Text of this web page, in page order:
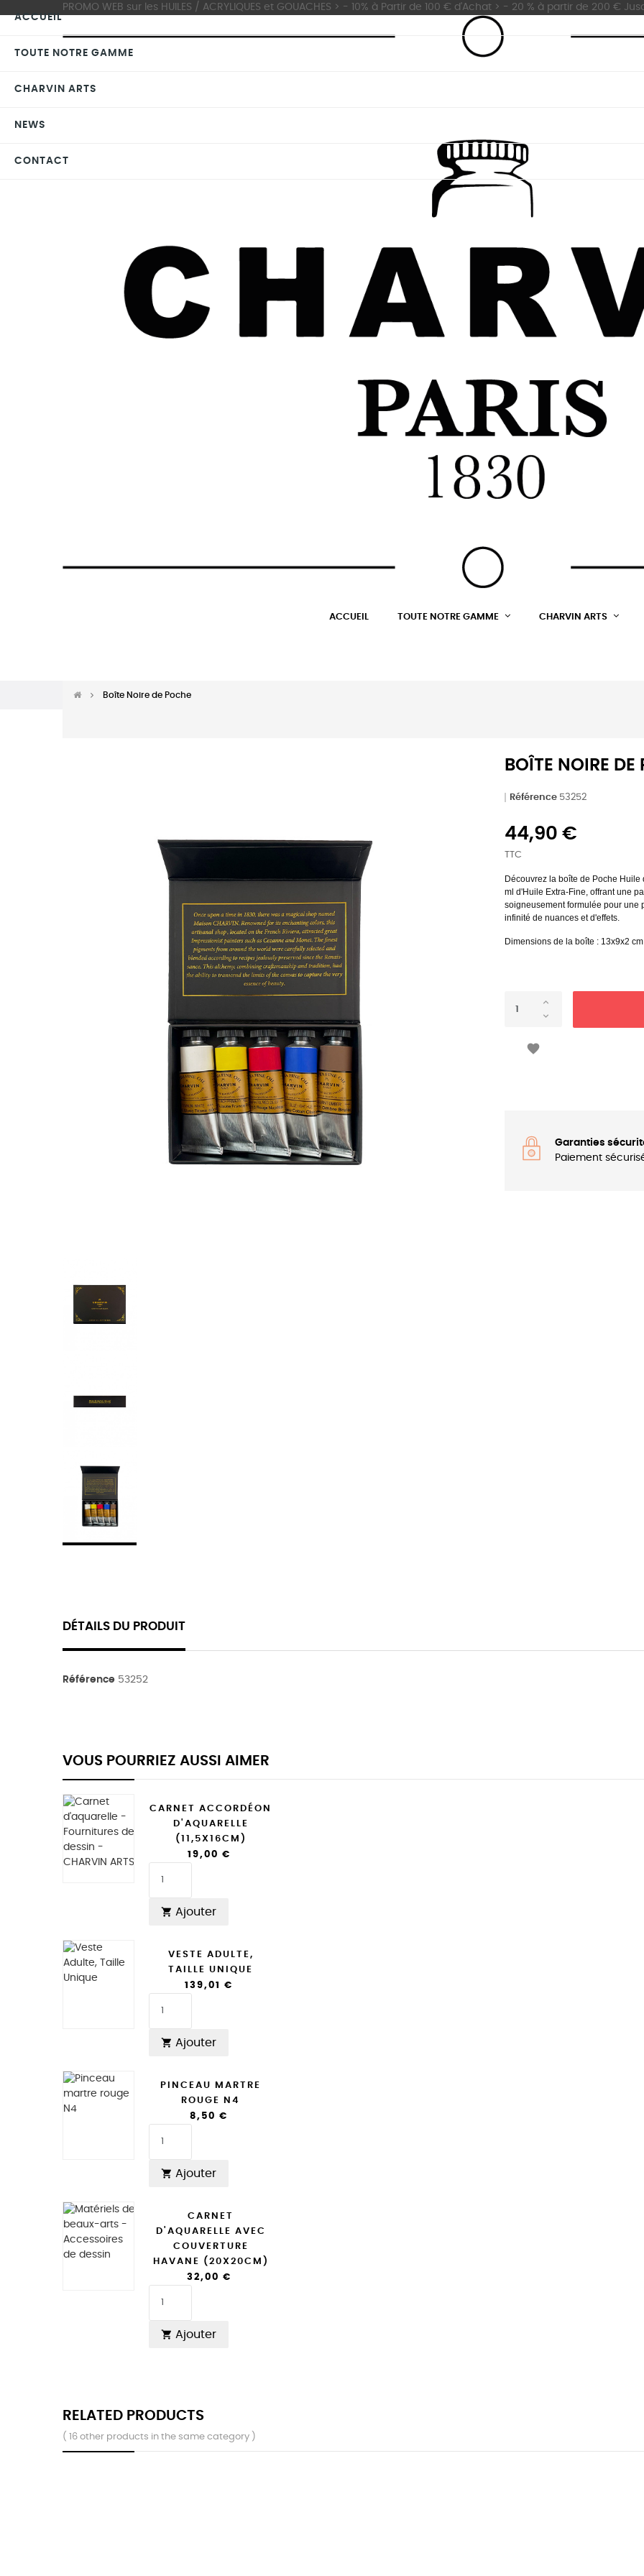
PROMO WEB sur les HUILES / ACRYLIQUES et GOUACHES > - 10% à Partir de 100 € d'Achat > - 20 % à partir de 200 €
ACCUEIL TOUTE NOTRE GAMME CHARVIN ARTS
Boîte Noire de Poche
BOÎTE NOIRE DE
Référence 53252
44,90 €
TTC
Découvrez la boîte de Poche
ml d'Huile Extra-Fine, offrant une
soigneusement formulée pour une
infinité de nuances et d'effets.
Dimensions de la boîte : 13x9x2

Garanties
Paiement sécurisé
DÉTAILS DU PRODUIT
Référence 53252
VOUS POURRIEZ AUSSI AIMER
CARNET ACCORDÉON
D'AQUARELLE
(11,5X16CM)
19,00 €
 Ajouter
VESTE ADULTE,
TAILLE UNIQUE
139,01 €
 Ajouter
PINCEAU MARTRE
ROUGE N4
8,50 €
 Ajouter
CARNET
D'AQUARELLE AVEC
COUVERTURE
HAVANE (20X20CM)
32,00 €
 Ajouter
RELATED PRODUCTS
( 16 other products in the same category )
ACCUEIL
TOUTE NOTRE GAMME
CHARVIN ARTS
NEWS
CONTACT